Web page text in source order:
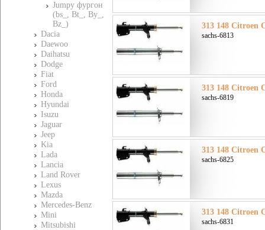
Jumpy фургон
(bs_, Bt_, By_,
Bz_)
Dacia
Daewoo
Daihatsu
Dodge
Fiat
Ford
Honda
Hyundai
Isuzu
Jaguar
Jeep
Kia
Lada
Lancia
Land Rover
Lexus
Mazda
Mercedes-Benz
Mini
Mitsubishi
313 148 Citroen
sachs-6813
313 148 Citroen
sachs-6819
313 148 Citroen
sachs-6825
313 148 Citroen
sachs-6831